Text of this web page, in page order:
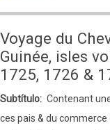
a
statistica
possessões
portuguezas
Voyage du
Guinée, isles
1725, 1726 &
Subtítulo
Contenant
ces pais & du commerce